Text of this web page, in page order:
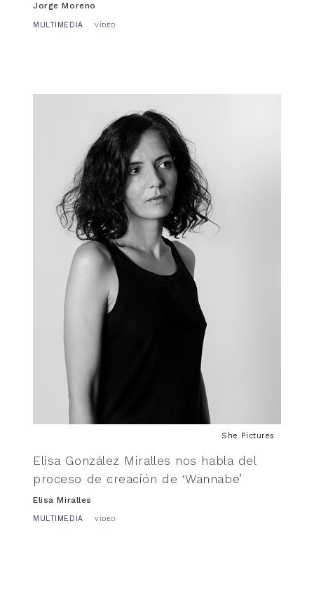
Jorge Moreno
MULTIMEDIA VÍDEO
She Pictures
Elisa González Miralles nos habla del
proceso de creación de ‘Wannabe’
Elisa Miralles
MULTIMEDIA VÍDEO